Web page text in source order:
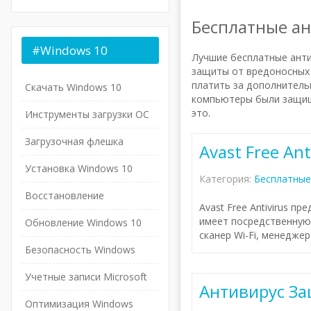
Бесплатные
Лучшие бесплатные
защиты от вредоносных
платить за
компьютеры были
это.
Avast Free
Категория:
Avast Free Antivirus
имеет
сканер Wi-Fi,
Антивирус
#Windows 10
Скачать Windows 10
Инструменты загрузки ОС
Загрузочная флешка
Установка Windows 10
Восстановление
Обновление Windows 10
Безопасность Windows
Учетные записи Microsoft
Оптимизация Windows